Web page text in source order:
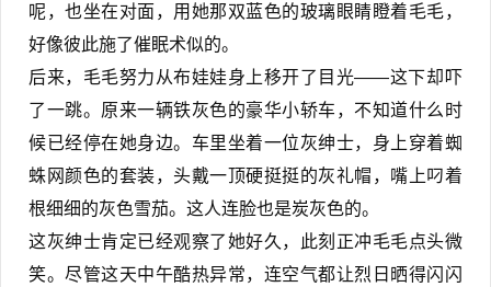
呢，也坐在对面，用她那双蓝色的玻璃眼睛瞪着毛毛，
好像彼此施了催眠术似的。
后来，毛毛努力从布娃娃身上移开了目光——这下却吓
了一跳。原来一辆铁灰色的豪华小轿车，不知道什么时
候已经停在她身边。车里坐着一位灰绅士，身上穿着蜘
蛛网颜色的套装，头戴一顶硬挺挺的灰礼帽，嘴上叼着
根细细的灰色雪茄。这人连脸也是炭灰色的。
这灰绅士肯定已经观察了她好久，此刻正冲毛毛点头微
笑。尽管这天中午酷热异常，连空气都让烈日晒得闪闪